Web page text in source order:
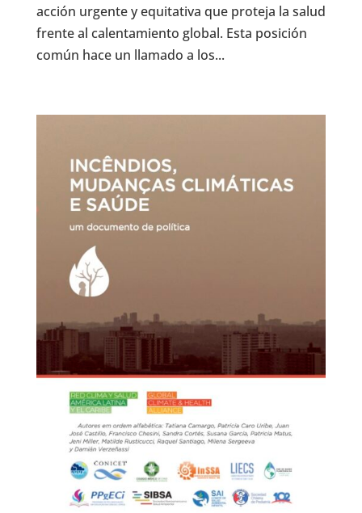
acción urgente y equitativa que proteja la salud
frente al calentamiento global. Esta posición
común hace un llamado a los...